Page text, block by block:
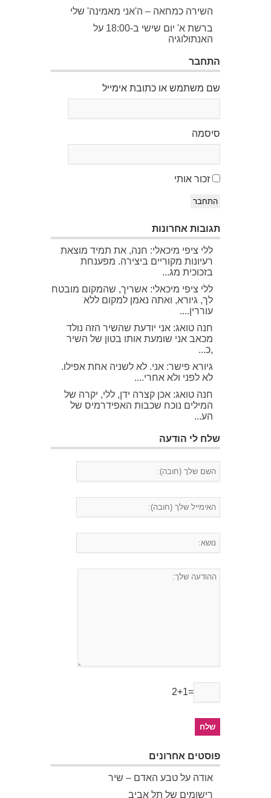
השירה כמחאה – ה'אני מאמינה' שלי
ברשת א' יום שישי ב-18:00 על
האנתולוגיה
התחבר
שם משתמש או כתובת אימייל
סיסמה
זכור אותי
התחבר
תגובות אחרונות
ללי ציפי מיכאלי: חנה, את תמיד מוצאת
רעיונות מקוריים ביצירה. מפענחת
בזכוכית מג...
ללי ציפי מיכאלי: אשריך, שהמקום מובטח
לך, גיורא, ואתה נאמן למקום ללא
עוררין....
חנה טואג: אני יודעת שהשיר הזה נולד
מכאב אני שומעת אותו בטון של השיר
,כ...
גיורא פישר: אני. לא לשניה אחת אפילו.
לא לפני ולא אחרי....
חנה טואג: אכן קצרה ידן, ללי, יקרה של
המילים נוכח שכבות האפידרמיס של
הע...
שלח לי הודעה
2+1=
פוסטים אחרונים
אודה על טבע האדם – שיר
רישומים של תל אביב